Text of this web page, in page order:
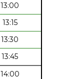
13:00
13:15
13:30
13:45
14:00